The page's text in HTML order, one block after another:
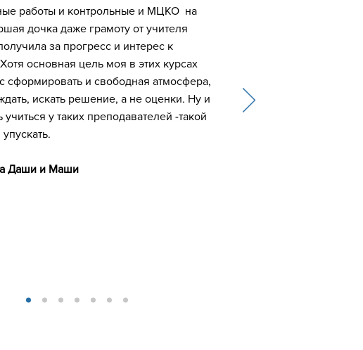
работы и контрольные и МЦКО на
дочка даже грамоту от учителя
за прогресс и интерес к
основная цель моя в этих курсах
сформировать и свободная атмосфера,
искать решение, а не оценки. Ну и
у таких преподавателей -такой
Даши и Маши